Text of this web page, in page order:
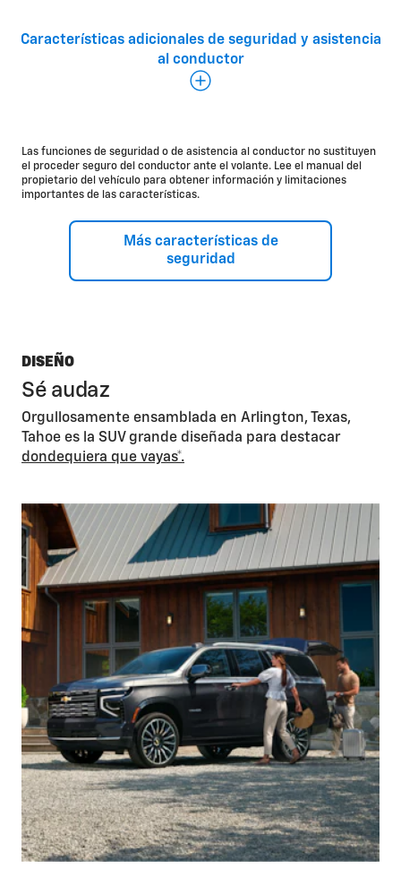
al conductor estándar:
Lane Keep Assist con Lane Departure
Sistema automático ParkingAssist*
Visión envolventeHD*
Sistema automático de frenos traseros
Frenado de emergencia automático
Alerta de seguridadalerta de seguridad disponible
Características adicionales de seguridad y asistencia
al conductor
Las funciones de seguridad o de asistencia al conductor no sustituyen
el proceder seguro del conductor ante el volante. Lee el manual del
propietario del vehículo para obtener información y limitaciones
importantes de las características.
Más características de
seguridad
DISEÑO
Sé audaz
Orgullosamente ensamblada en Arlington, Texas,
Tahoe es la SUV grande diseñada para destacar
dondequiera que vayas*.